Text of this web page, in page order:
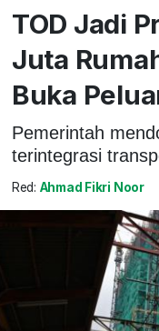
TOD Jadi
Juta
Buka
Pemerintah
terintegrasi
Red: Ahmad Fikri Noor